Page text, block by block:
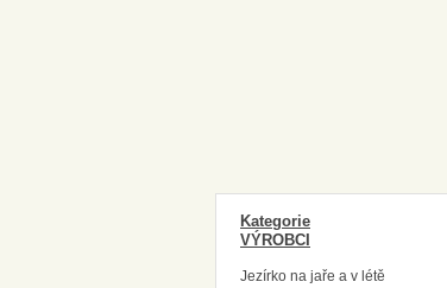
Kategorie
VÝROBCI
Jezírko na jaře a v létě